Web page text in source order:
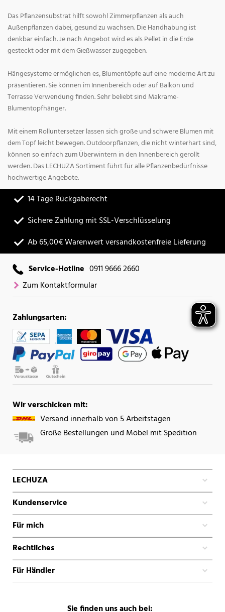
Das Pflanzensubstrat hilft sowohl Zimmerpflanzen als auch
Außenpflanzen dabei, gesund zu wachsen. Die Handhabung ist
denkbar einfach. Je nach Angebot wird es als Pellet in die Erde
gesteckt oder mit dem Gießwasser zugegeben.
Hängesysteme ermöglichen es, Blumentöpfe auf eine moderne Art zu
präsentieren. Sie können im Innenbereich oder auf Balkon und
Terrasse Verwendung finden. Sehr beliebt sind Makrame-
Blumentopfhänger.
Mit einem Rolluntersetzer lassen sich große und schwere Blumen mit
dem Topf leicht bewegen. Outdoorpflanzen, die nicht winterhart sind,
können so einfach zum Überwintern in den Innenbereich gerollt
werden. Das LECHUZA Sortiment führt für alle Pflanzenbedürfnisse
hochwertige Angebote.
14 Tage Rückgaberecht
Sichere Zahlung mit SSL-Verschlüsselung
Ab 65,00€ Warenwert versandkostenfreie Lieferung
Service-Hotline 0911 9666 2660
Zum Kontaktformular
Zahlungsarten:
Wir verschicken mit:
Versand innerhalb von 5 Arbeitstagen
Große Bestellungen und Möbel mit Spedition
LECHUZA
Kundenservice
Für mich
Rechtliches
Für Händler
Sie finden uns auch bei: